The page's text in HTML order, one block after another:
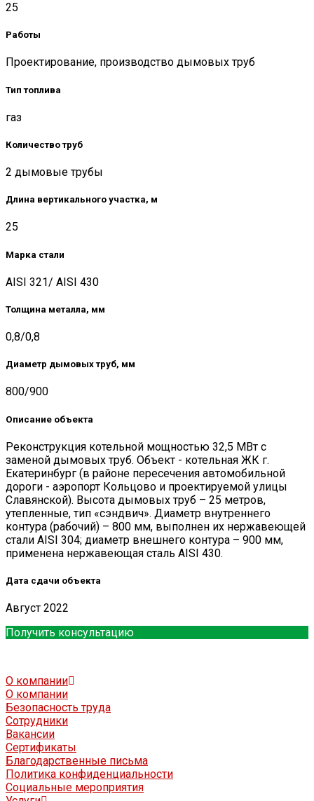
25
Работы
Проектирование, производство дымовых труб
Тип топлива
газ
Количество труб
2 дымовые трубы
Длина вертикального участка, м
25
Марка стали
AISI 321/ AISI 430
Толщина металла, мм
0,8/0,8
Диаметр дымовых труб, мм
800/900
Описание объекта
Реконструкция котельной мощностью 32,5 МВт с
заменой дымовых труб. Объект - котельная ЖК г.
Екатеринбург (в районе пересечения автомобильной
дороги - аэропорт Кольцово и проектируемой улицы
Славянской). Высота дымовых труб – 25 метров,
утепленные, тип «сэндвич». Диаметр внутреннего
контура (рабочий) – 800 мм, выполнен их нержавеющей
стали AISI 304; диаметр внешнего контура – 900 мм,
применена нержавеющая сталь AISI 430.
Дата сдачи объекта
Август 2022
Получить консультацию
О компании
О компании
Безопасность труда
Сотрудники
Вакансии
Сертификаты
Благодарственные письма
Политика конфиденциальности
Социальные мероприятия